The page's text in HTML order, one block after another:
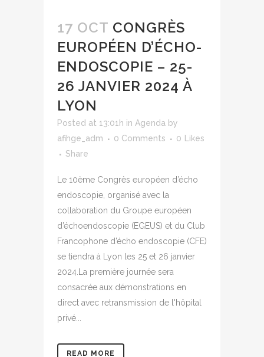
17 OCT CONGRÈS
EUROPÉEN D’ÉCHO-
ENDOSCOPIE – 25-
26 JANVIER 2024 À
LYON
Posted at 13:01h in Agenda by
afihge_adm
0 Comments 0 Likes
Share
Le 10ème Congrès européen d’écho
endoscopie, organisé avec la
collaboration du Groupe européen
d’échoendoscopie (EGEUS) et du Club
Francophone d’écho endoscopie (CFE)
se tiendra à Lyon les 25 et 26 janvier
2024.La première journée sera
consacrée aux démonstrations en
direct avec retransmission de l'hôpital
privé...
READ MORE